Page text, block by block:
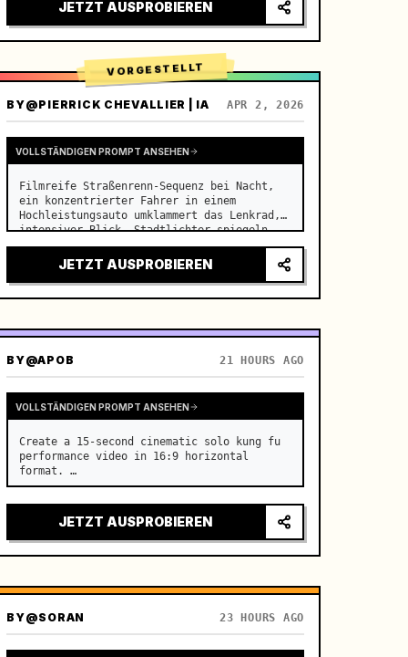
[Szene]
Eine gepflegte, moderne offe…
JETZT AUSPROBIEREN
VORGESTELLT
BY@PIERRICK CHEVALLIER | IA APR 2, 2026
VOLLSTÄNDIGEN PROMPT ANSEHEN
Filmreife Straßenrenn-Sequenz bei Nacht,
ein konzentrierter Fahrer in einem
Hochleistungsauto umklammert das Lenkrad,
intensiver Blick, Stadtlichter spiegeln
sich in der Windschutzscheibe, Spannung
baut sich vor der plötzlichen
Kamera: Schn…
JETZT AUSPROBIEREN
BY@APOB 21 HOURS AGO
VOLLSTÄNDIGEN PROMPT ANSEHEN
Create a 15-second cinematic solo kung fu
performance video in 16:9 horizontal
format. …
JETZT AUSPROBIEREN
BY@SORAN 23 HOURS AGO